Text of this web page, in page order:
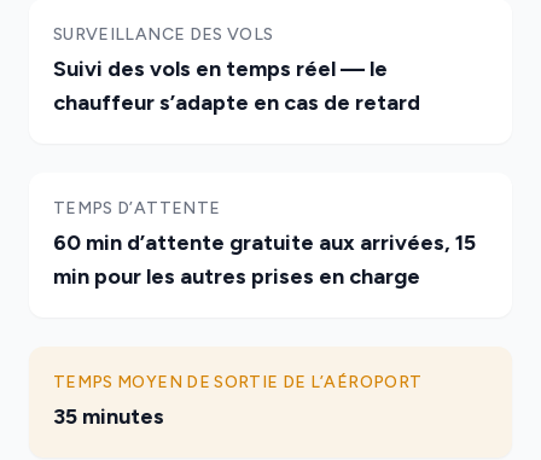
SURVEILLANCE DES VOLS
Suivi des vols en temps réel — le
chauffeur s’adapte en cas de retard
TEMPS D’ATTENTE
60 min d’attente gratuite aux arrivées, 15
min pour les autres prises en charge
TEMPS MOYEN DE SORTIE DE L’AÉROPORT
35 minutes